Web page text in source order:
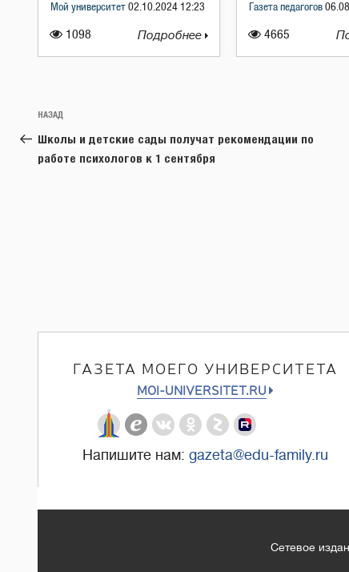
1098
Мой университет 02.10.2024 12:23
Подробнее 4665
Газета педагогов
Навигация
по
записям
Предыдущая
запись:
НАЗАД
Школы и детские сады получат рекомендации по
работе психологов к 1 сентября
ГАЗЕТА МОЕГО УНИВЕРСИТЕТА
MOI-UNIVERSITET.RU
Напишите нам: gazeta@edu-family.ru
Сетевое